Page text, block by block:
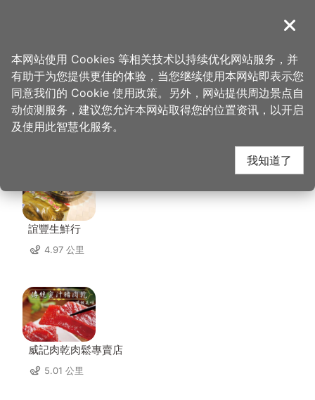
導覽
首页 > 想去的地方 > 美食、购物 > 忠贞商圈
忠贞商圈 周边店家
誼豐生鮮行
4.97 公里
威記肉乾肉鬆專賣店
5.01 公里
关闭
本网站使用 Cookies 等相关技术以持续优化网站服务，并
有助于为您提供更佳的体验，当您继续使用本网站即表示您
同意我们的 Cookie 使用政策。另外，网站提供周边景点自
动侦测服务，建议您允许本网站取得您的位置资讯，以开启
及使用此智慧化服务。
我知道了